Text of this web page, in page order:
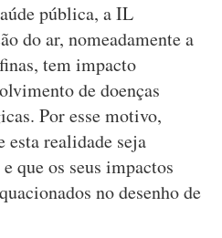
pública, a IL
do ar, nomeadamente a
tem impacto
de doenças
Por esse motivo,
esta realidade seja
que os seus impactos
no desenho de